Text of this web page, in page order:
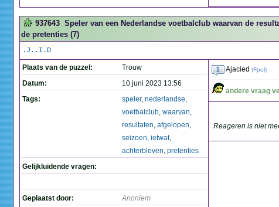
937643 Speler van een Nederlandse voetbalclub waarvan de
de pretenties (7)
.J..I.D
Plaats van de puzzel:
Trouw
Datum:
10 juni 2023 13:56
Tags:
speler, nederlandse,
voetbalclub, waarvan,
resultaten, afgelopen,
seizoen, ietwat,
achterbleven, pretenties
Gelijkluidende vragen:
Geplaatst door: Anoniem
Ajacied (Fpol)
andere vraag
Reageren is niet